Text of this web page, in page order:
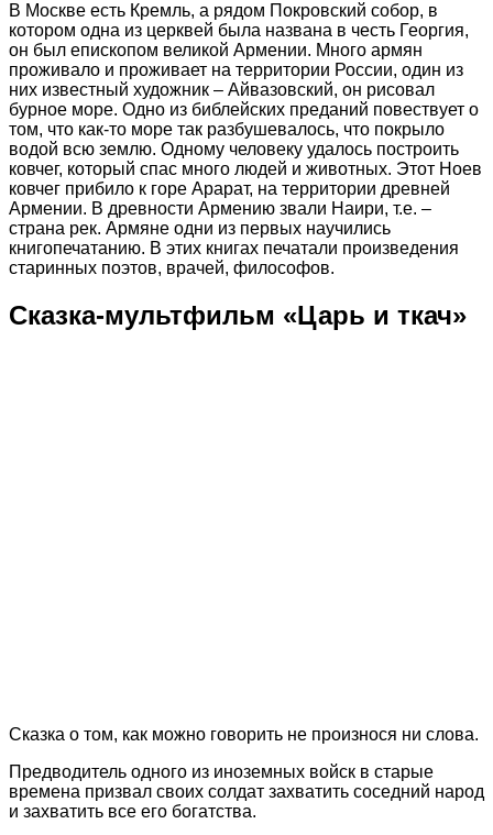
В Москве есть Кремль, а рядом Покровский собор, в
котором одна из церквей была названа в честь Георгия,
он был епископом великой Армении. Много армян
проживало и проживает на территории России, один из
них известный художник – Айвазовский, он рисовал
бурное море. Одно из библейских преданий повествует о
том, что как-то море так разбушевалось, что покрыло
водой всю землю. Одному человеку удалось построить
ковчег, который спас много людей и животных. Этот Ноев
ковчег прибило к горе Арарат, на территории древней
Армении. В древности Армению звали Наири, т.е. –
страна рек. Армяне одни из первых научились
книгопечатанию. В этих книгах печатали произведения
старинных поэтов, врачей, философов.
Сказка-мультфильм «Царь и ткач»
Сказка о том, как можно говорить не произнося ни слова.
Предводитель одного из иноземных войск в старые
времена призвал своих солдат захватить соседний народ
и захватить все его богатства.